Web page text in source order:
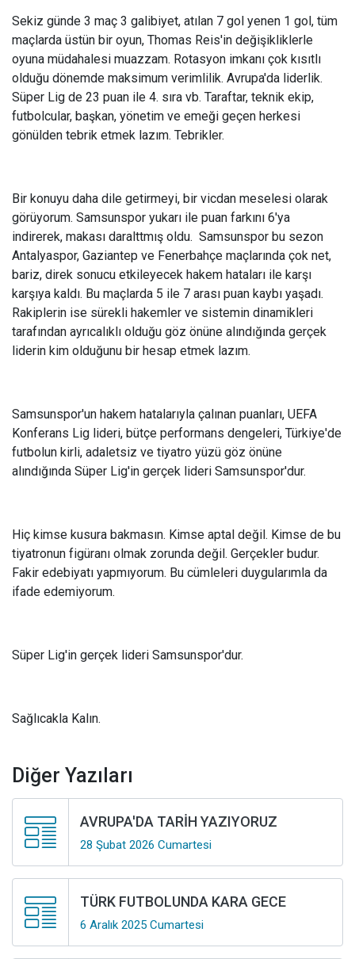
Sekiz günde 3 maç 3 galibiyet, atılan 7 gol yenen 1 gol, tüm
maçlarda üstün bir oyun, Thomas Reis'in değişikliklerle
oyuna müdahalesi muazzam. Rotasyon imkanı çok kısıtlı
olduğu dönemde maksimum verimlilik. Avrupa'da liderlik.
Süper Lig de 23 puan ile 4. sıra vb. Taraftar, teknik ekip,
futbolcular, başkan, yönetim ve emeği geçen herkesi
gönülden tebrik etmek lazım. Tebrikler.
Bir konuyu daha dile getirmeyi, bir vicdan meselesi olarak
görüyorum. Samsunspor yukarı ile puan farkını 6'ya
indirerek, makası daralttmış oldu. Samsunspor bu sezon
Antalyaspor, Gaziantep ve Fenerbahçe maçlarında çok net,
bariz, direk sonucu etkileyecek hakem hataları ile karşı
karşıya kaldı. Bu maçlarda 5 ile 7 arası puan kaybı yaşadı.
Rakiplerin ise sürekli hakemler ve sistemin dinamikleri
tarafından ayrıcalıklı olduğu göz önüne alındığında gerçek
liderin kim olduğunu bir hesap etmek lazım.
Samsunspor'un hakem hatalarıyla çalınan puanları, UEFA
Konferans Lig lideri, bütçe performans dengeleri, Türkiye'de
futbolun kirli, adaletsiz ve tiyatro yüzü göz önüne
alındığında Süper Lig'in gerçek lideri Samsunspor'dur.
Hiç kimse kusura bakmasın. Kimse aptal değil. Kimse de bu
tiyatronun figüranı olmak zorunda değil. Gerçekler budur.
Fakir edebiyatı yapmıyorum. Bu cümleleri duygularımla da
ifade edemiyorum.
Süper Lig'in gerçek lideri Samsunspor'dur.
Sağlıcakla Kalın.
Diğer Yazıları
AVRUPA'DA TARİH YAZIYORUZ
28 Şubat 2026 Cumartesi
TÜRK FUTBOLUNDA KARA GECE
6 Aralık 2025 Cumartesi